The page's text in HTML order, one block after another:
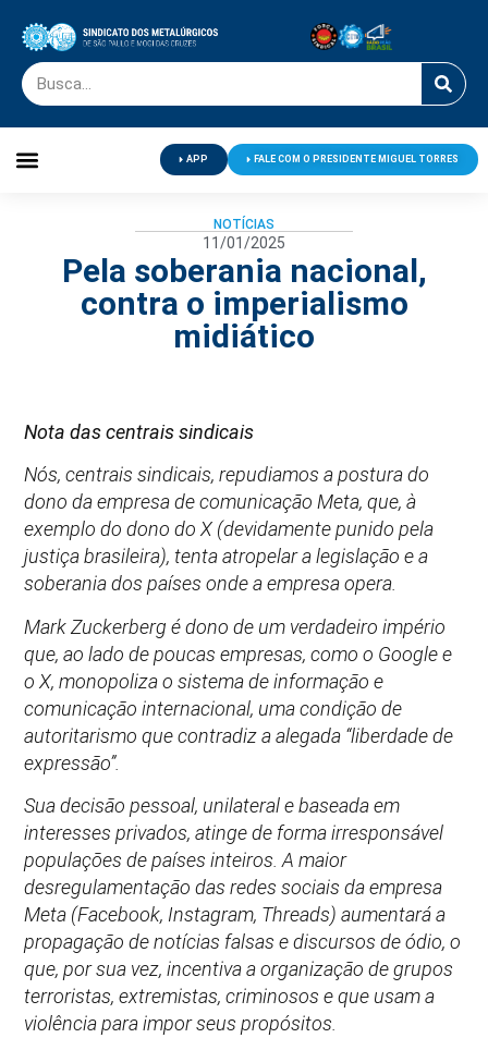
APP FALE COM O PRESIDENTE MIGUEL TORRES
NOTÍCIAS
11/01/2025
Pela soberania nacional,
contra o imperialismo
midiático
Nota das centrais sindicais
Nós, centrais sindicais, repudiamos a postura do
dono da empresa de comunicação Meta, que, à
exemplo do dono do X (devidamente punido pela
justiça brasileira), tenta atropelar a legislação e a
soberania dos países onde a empresa opera.
Mark Zuckerberg é dono de um verdadeiro império
que, ao lado de poucas empresas, como o Google e
o X, monopoliza o sistema de informação e
comunicação internacional, uma condição de
autoritarismo que contradiz a alegada “liberdade de
expressão”.
Sua decisão pessoal, unilateral e baseada em
interesses privados, atinge de forma irresponsável
populações de países inteiros. A maior
desregulamentação das redes sociais da empresa
Meta (Facebook, Instagram, Threads) aumentará a
propagação de notícias falsas e discursos de ódio, o
que, por sua vez, incentiva a organização de grupos
terroristas, extremistas, criminosos e que usam a
violência para impor seus propósitos.